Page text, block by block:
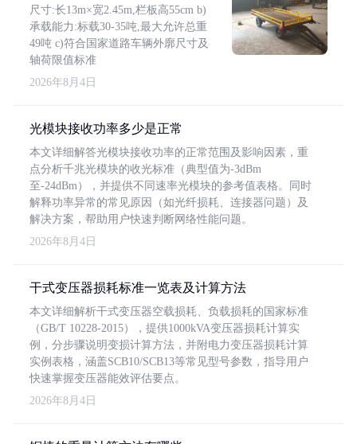
尺寸:长13m×宽2.45m,栏板高55cm b)
承载能力:标载30-35吨,最大允许总重
49吨 c)符合国家道路车辆外廓尺寸及
轴荷限值标准
2026年8月4日
光模块接收功率多少是正常
本文详细解答光模块接收功率的正常范围及影响因素，重
点分析千兆光模块的收光标准（典型值为-3dBm
至-24dBm），并提供不同速率光模块的参考值表格。同时
解释功率异常的常见原因（如光纤损耗、连接器问题）及
解决方案，帮助用户快速判断网络性能问题。
2026年8月4日
干式变压器损耗标准一览表及计算方法
本文详细解析干式变压器空载损耗、负载损耗的国家标准
（GB/T 10228-2015），提供1000kVA变压器损耗计算实
例，分步骤说明变损计算方法，并附电力变压器损耗计算
实例表格，涵盖SCB10/SCB13等常见型号参数，指导用户
快速掌握变压器能效评估要点。
2026年8月4日